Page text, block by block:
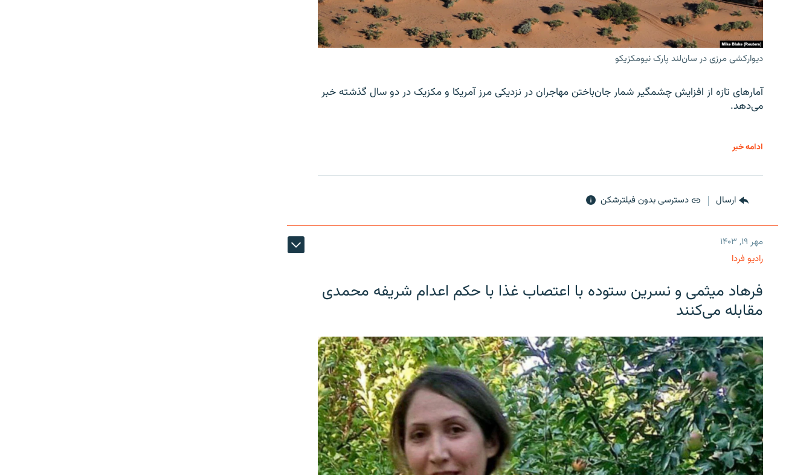
دیوارکشی مرزی در سان‌لند پارک نیومکزیکو
آمارهای تازه از افزایش چشمگیر شمار جان‌باختن مهاجران در نزدیکی مرز آمریکا و مکزیک در دو سال گذشته خبر
می‌دهد.
ادامه خبر
ارسال دسترسی بدون فیلترشکن
مهر ۱۹, ۱۴۰۳
رادیو فردا
فرهاد میثمی و نسرین ستوده با اعتصاب غذا با حکم اعدام شریفه محمدی
مقابله می‌کنند